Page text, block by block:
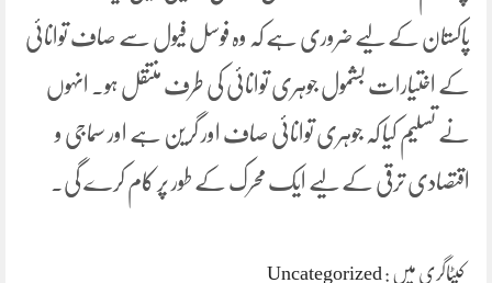
پاکستان کے لیے ضروری ہے کہ وہ فوسل فیول سے صاف توانائی
کے اختیارات بشمول جوہری توانائی کی طرف منتقل ہو۔ انہوں
نے تسلیم کیا کہ جوہری توانائی صاف اور گرین ہے اور سماجی و
اقتصادی ترقی کے لیے ایک محرک کے طور پر کام کرے گی۔
کیٹاگری میں : Uncategorized